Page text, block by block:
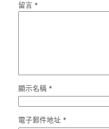
留言 *
顯示名稱 *
電子郵件地址 *